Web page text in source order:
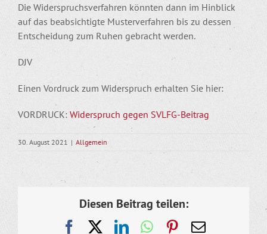
Die Widerspruchsverfahren könnten dann im Hinblick
auf das beabsichtigte Musterverfahren bis zu dessen
Entscheidung zum Ruhen gebracht werden.
DJV
Einen Vordruck zum Widerspruch erhalten Sie hier:
VORDRUCK: Widerspruch gegen SVLFG-Beitrag
30. August 2021 | Allgemein
Diesen Beitrag teilen:
FacebookLinkedInWhatsApp
Pinterest
E-